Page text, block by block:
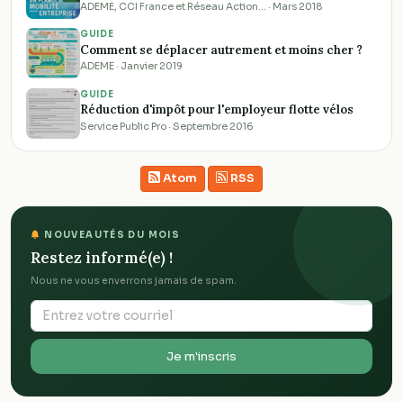
ADEME, CCI France et Réseau Action… · Mars 2018
GUIDE
Comment se déplacer autrement et moins cher ?
ADEME · Janvier 2019
GUIDE
Réduction d'impôt pour l'employeur flotte vélos
Service Public Pro · Septembre 2016
Atom RSS
NOUVEAUTÉS DU MOIS
Restez informé(e) !
Nous ne vous enverrons jamais de spam.
Je m'inscris